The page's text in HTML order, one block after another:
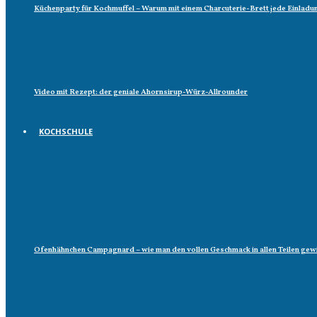
Küchenparty für Kochmuffel – Warum mit einem Charcuterie-Brett jede
Video mit Rezept: der geniale Ahornsirup-Würz-Allrounder
KOCHSCHULE
Ofenhähnchen Campagnard – wie man den vollen Geschmack in allen Teilen